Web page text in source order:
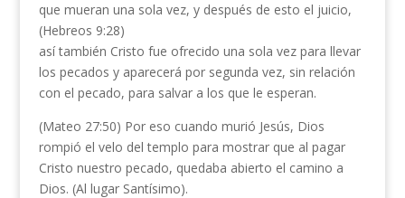
que mueran una sola vez, y después de esto el juicio,
(Hebreos 9:28)
así también Cristo fue ofrecido una sola vez para llevar
los pecados y aparecerá por segunda vez, sin relación
con el pecado, para salvar a los que le esperan.
(Mateo 27:50) Por eso cuando murió Jesús, Dios
rompió el velo del templo para mostrar que al pagar
Cristo nuestro pecado, quedaba abierto el camino a
Dios. (Al lugar Santísimo).